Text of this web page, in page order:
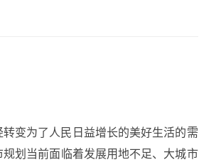
变为了人民日益增长的美好生活的需
划当前面临着发展用地不足、大城市